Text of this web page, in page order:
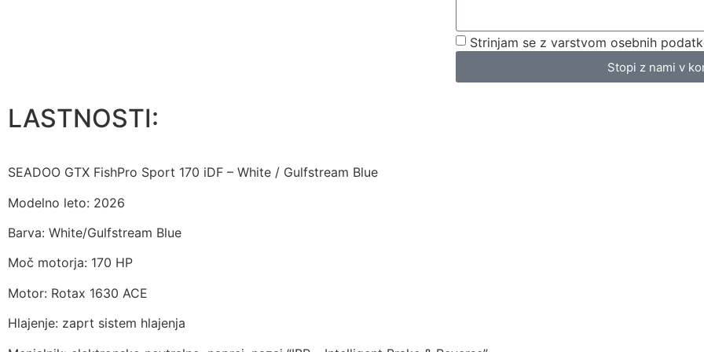
Strinjam se z varstvom osebnih
Stopi z nami v
LASTNOSTI:
SEADOO GTX FishPro Sport 170 iDF – White / Gulfstream Blue
Modelno leto: 2026
Barva: White/Gulfstream Blue
Moč motorja: 170 HP
Motor: Rotax 1630 ACE
Hlajenje: zaprt sistem hlajenja